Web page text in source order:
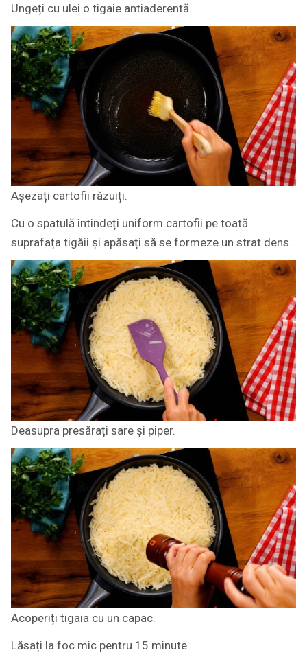
Ungeți cu ulei o tigaie antiaderentă.
Așezați cartofii răzuiți.
Cu o spatulă întindeți uniform cartofii pe toată
suprafața tigăii și apăsați să se formeze un strat dens.
Deasupra presărați sare și piper.
Acoperiți tigaia cu un capac.
Lăsați la foc mic pentru 15 minute.